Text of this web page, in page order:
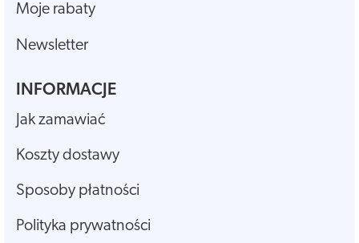
Moje rabaty
Newsletter
INFORMACJE
Jak zamawiać
Koszty dostawy
Sposoby płatności
Polityka prywatności